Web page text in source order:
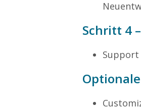
Schritt 4
Support